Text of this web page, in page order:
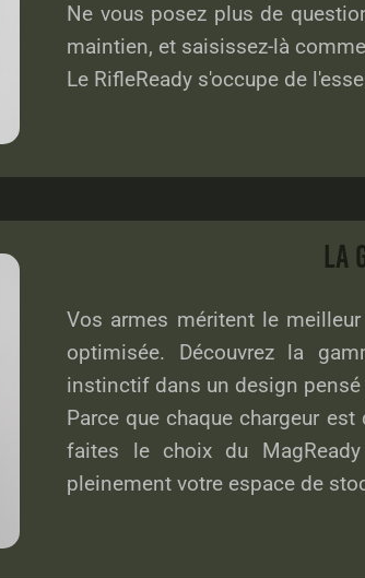
Ne vous posez plus de
maintien, et saisissez-là
Le RifleReady s'occupe de
LA
Vos armes méritent le
optimisée. Découvrez la
instinctif dans un design
Parce que chaque chargeur
faites le choix du
pleinement votre espace de